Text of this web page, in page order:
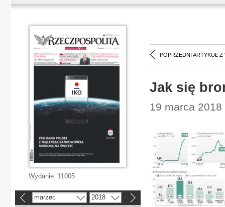
POPRZEDNI ARTYKUŁ Z
Jak się
19 marca
Wydanie: 11005
marzec 2018